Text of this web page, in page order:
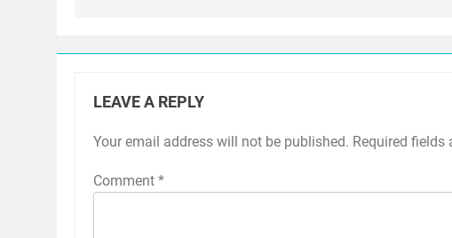
LEAVE A REPLY
Your email address will not be published. Required fields
Comment *